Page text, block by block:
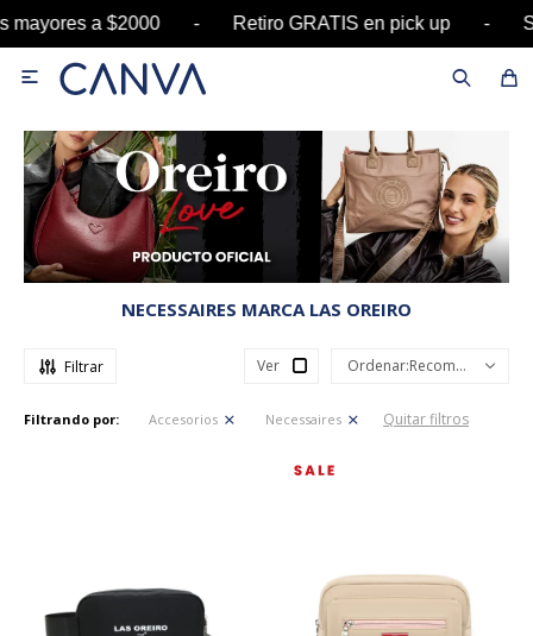
mayores a $2000 - Retiro GRATIS en pick up -

NECESSAIRES MARCA LAS OREIRO
Ver Recomendados
Filtrando por: Accesorios Necessaires Quitar filtros